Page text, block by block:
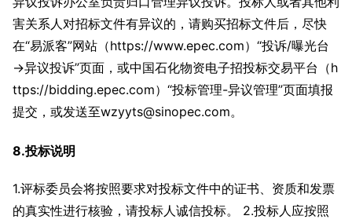
害关系人对招标文件有异议的，请购买招标文件后，尽快
在“易派客”网站（https://www.epec.com）“投诉/曝光台
→异议投诉”页面，或中国石化物资电子招投标交易平台（h
ttps://bidding.epec.com）“投标管理-异议管理”页面填报
提交，或发送至wzyyts@sinopec.com。
8.投标说明
1.评标委员会将按照要求对投标文件中的证书、资质和发票
的真实性进行核验，请投标人诚信投标。 2.投标人应按照